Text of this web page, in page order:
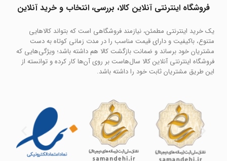
فروشگاه اینترنتی آنلاین کالا، بررسی، انتخاب و خرید آنلاین
یک خرید اینترنتی مطمئن، نیازمند فروشگاهی است که بتواند کالاهایی
متنوع، باکیفیت و دارای قیمت مناسب را در مدت زمانی کوتاه به دست
مشتریان خود برساند و ضمانت بازگشت کالا هم داشته باشد؛ ویژگی‌هایی که
فروشگاه اینترنتی آنلاین کالا سال‌هاست بر روی آن‌ها کار کرده و توانسته از
این طریق مشتریان ثابت خود را داشته باشد.